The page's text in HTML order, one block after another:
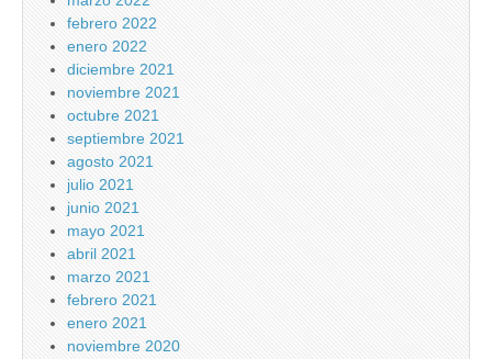
febrero 2022
enero 2022
diciembre 2021
noviembre 2021
octubre 2021
septiembre 2021
agosto 2021
julio 2021
junio 2021
mayo 2021
abril 2021
marzo 2021
febrero 2021
enero 2021
noviembre 2020